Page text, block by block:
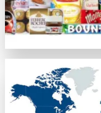
オンラインカジノの評判
比較対象としてhttps://
ボーナス特典とプロモー
ウェルカムボーナスやフ